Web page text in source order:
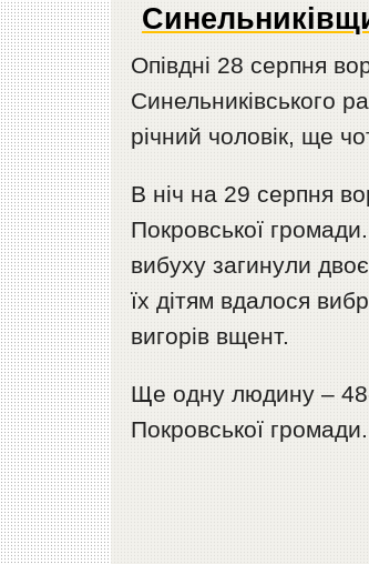
Опівдні 28 серпня
Синельниківського
річний чоловік, ще
В ніч на 29 серпня
Покровської
вибуху загинули
їх дітям вдалося
вигорів вщент.
Ще одну людину – 48-
Покровської